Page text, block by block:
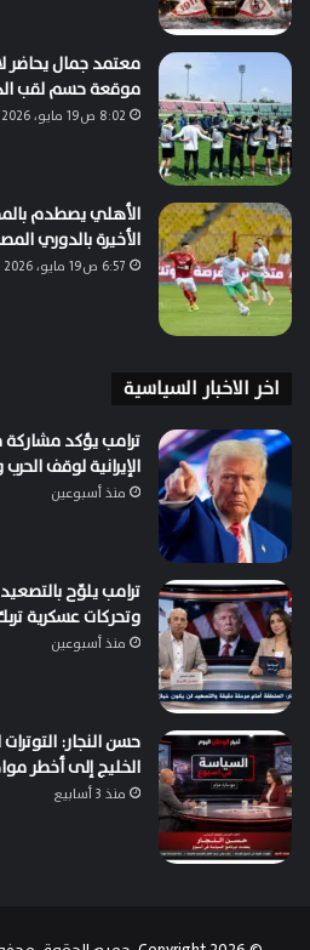
معتمد جمال يحاضر
موقعة حسم لقب
8:02 ص19 مايو، 2026
الأهلي يصطدم
الأخيرة بالدوري
6:57 ص19 مايو، 2026
اخر الاخبار السياسية
ترامب يؤكد
الإيرانية لوقف
منذ أسبوعين
ترامب يلوّح
وتحركات عسكرية
منذ أسبوعين
حسن النجار:
الخليج إلى أخطر
منذ 3 أسابيع